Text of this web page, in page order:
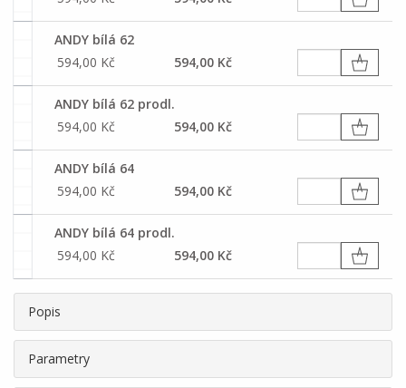
ANDY bílá 62
594,00 Kč
594,00 Kč
ANDY bílá 62 prodl.
594,00 Kč
594,00 Kč
ANDY bílá 64
594,00 Kč
594,00 Kč
ANDY bílá 64 prodl.
594,00 Kč
594,00 Kč
Popis
Parametry